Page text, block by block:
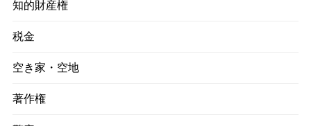
知的財産権
税金
空き家・空地
著作権